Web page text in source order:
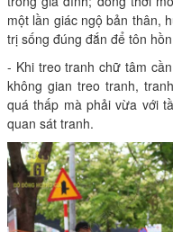
một lần giác ngộ bản thân,
trị sống đúng đắn để tôn
- Khi treo tranh chữ tâm
không gian treo tranh,
quá thấp mà phải vừa với
quan sát tranh.